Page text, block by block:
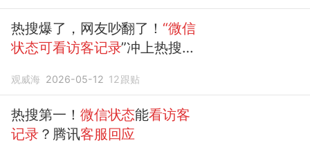
热搜爆了，网友吵翻了！ “微信
状态可看访客记录”冲上热搜，
端进行灰度测试，可在右下角
查 看状态 浏览人数
观威海 2026-05-12 12跟贴
热搜第一！ 微信状态能看访客
记录 ？腾讯客服回应